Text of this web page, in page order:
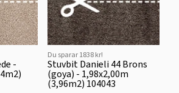
-
Du sparar 1838 kr!
Stuvbit Danieli 44 Brons
(goya) - 1,98x2,00m
(3,96m2) 104043